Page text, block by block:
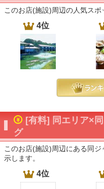
このお店(施設)周辺の人気スポ
4位
[有料] 同エリア×
グ
このお店(施設)周辺にある同
示します。
4位